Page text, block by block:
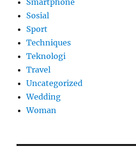
Sosial
Sport
Techniques
Teknologi
Travel
Uncategorized
Wedding
Woman